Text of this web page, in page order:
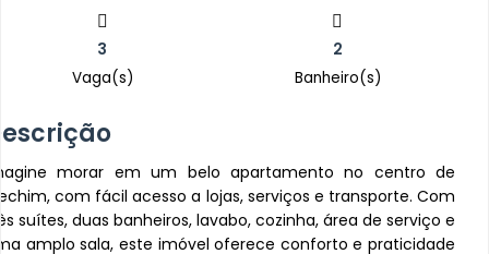
3
Vaga(s)
2
Banheiro(s)
morar em um belo apartamento no centro de
com fácil acesso a lojas, serviços e transporte. Com
suítes, duas banheiros, lavabo, cozinha, área de serviço e
amplo sala, este imóvel oferece conforto e praticidade